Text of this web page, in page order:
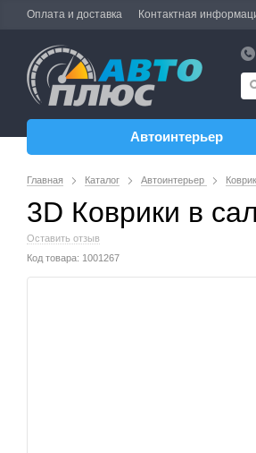
Оплата и доставка Контактная
Автоинтерьер
Главная Каталог Автоинтерьер
3D Коврики в
Оставить отзыв
Код товара: 1001267